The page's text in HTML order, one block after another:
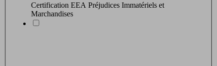
Certification EEA Préjudices Immatériels et
Marchandises